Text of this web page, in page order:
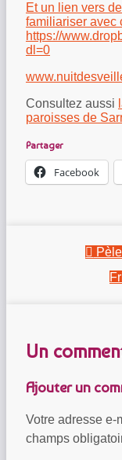
Et un lien vers
familiariser avec
https://
dl=0
Consultez aussi
paroisses de
Partager
Facebook
Un
Ajouter un
Votre adresse e-
champs